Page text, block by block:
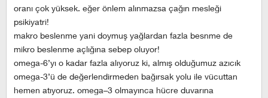
oranı çok yüksek. eğer önlem alınmazsa çağın mesleği
psikiyatri!
makro beslenme yani doymuş yağlardan fazla besnme de
mikro beslenme açlığına sebep oluyor!
omega-6’yı o kadar fazla alıyoruz ki, almış olduğumuz azıcık
omega-3’ü de değerlendirmeden bağırsak yolu ile vücuttan
hemen atıyoruz. omega–3 olmayınca hücre duvarına